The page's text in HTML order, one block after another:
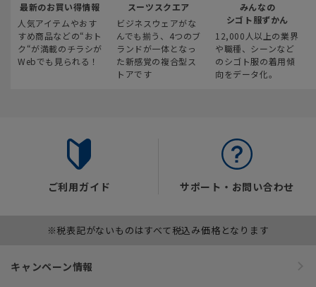
最新のお買い得情報
人気アイテムやおす
すめ商品などの“おト
ク“が満載のチラシが
Webでも見られる！
スーツスクエア
ビジネスウェアがな
んでも揃う、4つのブ
ランドが一体となっ
た新感覚の複合型ス
トアです
みんなの
シゴト服ずかん
12,000人以上の業界
や職種、シーンなど
のシゴト服の着用傾
向をデータ化。
ご利用ガイド サポート・お問い合わせ
※税表記がないものはすべて税込み価格となります
キャンペーン情報